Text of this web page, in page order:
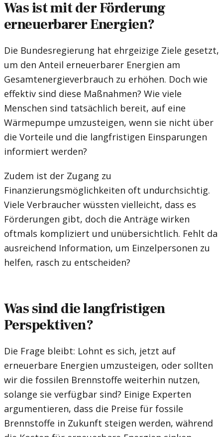
Was ist mit der Förderung
erneuerbarer Energien?
Die Bundesregierung hat ehrgeizige Ziele gesetzt,
um den Anteil erneuerbarer Energien am
Gesamtenergieverbrauch zu erhöhen. Doch wie
effektiv sind diese Maßnahmen? Wie viele
Menschen sind tatsächlich bereit, auf eine
Wärmepumpe umzusteigen, wenn sie nicht über
die Vorteile und die langfristigen Einsparungen
informiert werden?
Zudem ist der Zugang zu
Finanzierungsmöglichkeiten oft undurchsichtig.
Viele Verbraucher wüssten vielleicht, dass es
Förderungen gibt, doch die Anträge wirken
oftmals kompliziert und unübersichtlich. Fehlt da
ausreichend Information, um Einzelpersonen zu
helfen, rasch zu entscheiden?
Was sind die langfristigen
Perspektiven?
Die Frage bleibt: Lohnt es sich, jetzt auf
erneuerbare Energien umzusteigen, oder sollten
wir die fossilen Brennstoffe weiterhin nutzen,
solange sie verfügbar sind? Einige Experten
argumentieren, dass die Preise für fossile
Brennstoffe in Zukunft steigen werden, während